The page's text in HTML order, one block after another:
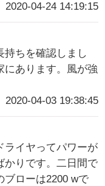
2020-04-24 14:19:15
持ちを確認しまし
にあります。風が強
2020-04-03 19:38:45
ライヤってパワーが
かりです。二日間で
ブローは2200 wで